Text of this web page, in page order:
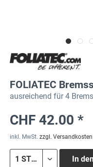
FOLIATEC
ausreichend für 4
CHF 42.00 *
inkl. MwSt. zzgl. Versandkosten
In